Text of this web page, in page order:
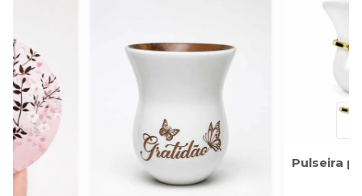
Pulseira